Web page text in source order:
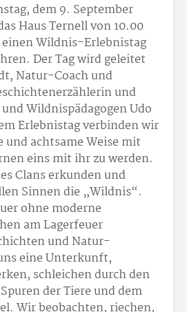
dem 9. September
Haus Ternell von 10.00
einen Wildnis-Erlebnistag
Der Tag wird geleitet
Natur-Coach und
und
Wildnispädagogen Udo
Erlebnistag verbinden wir
achtsame Weise mit
eins mit ihr zu werden.
Clans erkunden und
Sinnen die „Wildnis“.
ohne moderne
am Lagerfeuer
und Natur-
eine Unterkunft,
schleichen durch den
der Tiere und dem
Wir beobachten, riechen,